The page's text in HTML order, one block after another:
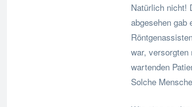
Natürlich nicht!
abgesehen gab
war,
wartenden
Solche